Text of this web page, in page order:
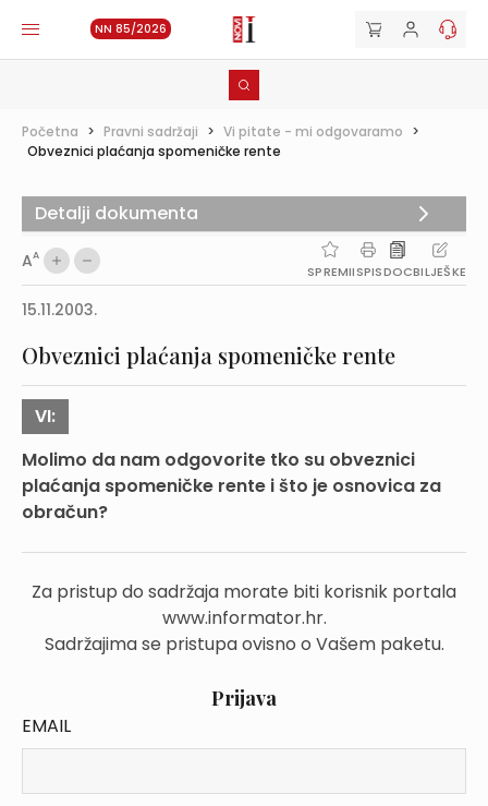
NN 85/2026
Početna > Pravni sadržaji > Vi pitate - mi odgovaramo >
Obveznici plaćanja spomeničke rente
AA
SPREMIISPISDOCBILJEŠKE
15.11.2003.
Obveznici plaćanja spomeničke rente
VI:
Molimo da nam odgovorite tko su obveznici
plaćanja spomeničke rente i što je osnovica za
obračun?
Za pristup do sadržaja morate biti korisnik portala
www.informator.hr.
Sadržajima se pristupa ovisno o Vašem paketu.
Prijava
EMAIL
Detalji dokumenta